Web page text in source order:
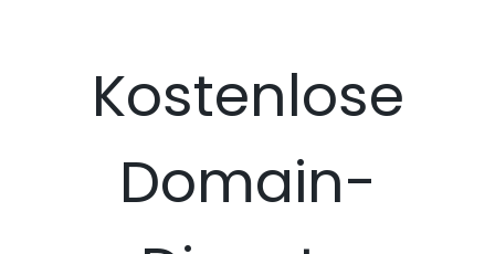
Kostenlose
Domain-